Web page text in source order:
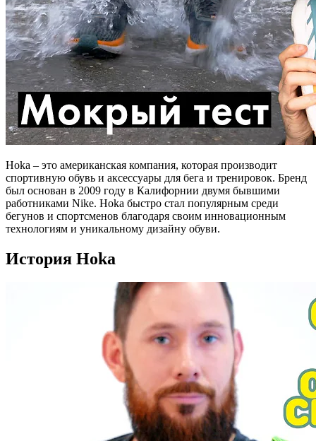
Hoka – это американская компания, которая производит
спортивную обувь и аксессуары для бега и тренировок. Бренд
был основан в 2009 году в Калифорнии двумя бывшими
работниками Nike. Hoka быстро стал популярным среди
бегунов и спортсменов благодаря своим инновационным
технологиям и уникальному дизайну обуви.
История Hoka